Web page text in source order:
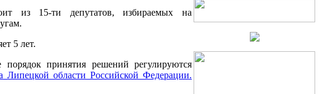
из 15-ти депутатов, избираемых на
5 лет.
принятия решений регулируются
Липецкой области Российской Федерации.